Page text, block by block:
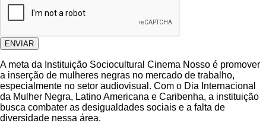
ENVIAR
A meta da Instituição Sociocultural Cinema Nosso é promover
a inserção de mulheres negras no mercado de trabalho,
especialmente no setor audiovisual. Com o Dia Internacional
da Mulher Negra, Latino Americana e Caribenha, a instituição
busca combater as desigualdades sociais e a falta de
diversidade nessa área.